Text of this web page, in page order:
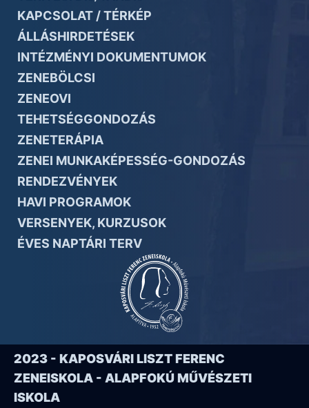
KAPCSOLAT / TÉRKÉP
ÁLLÁSHIRDETÉSEK
INTÉZMÉNYI DOKUMENTUMOK
ZENEBÖLCSI
ZENEOVI
TEHETSÉGGONDOZÁS
ZENETERÁPIA
ZENEI MUNKAKÉPESSÉG-GONDOZÁS
RENDEZVÉNYEK
HAVI PROGRAMOK
VERSENYEK, KURZUSOK
ÉVES NAPTÁRI TERV
2023 - KAPOSVÁRI LISZT FERENC
ZENEISKOLA - ALAPFOKÚ MŰVÉSZETI
ISKOLA